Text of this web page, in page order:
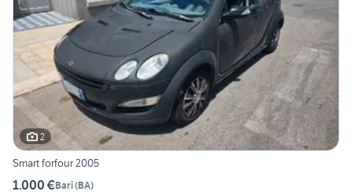
2
Smart forfour 2005
1.000 €Bari(BA)